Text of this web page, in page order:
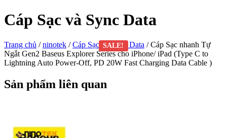
Cáp Sạc và Sync Data
Trang chủ /ninotek /Cáp Sạc và Sync Data / Cáp Sạc nhanh Tự
Ngắt Gen2 Baseus Explorer Series cho iPhone/ iPad (Type C to
Lightning Auto Power-Off, PD 20W Fast Charging Data Cable )
Sản phẩm liên quan
SALE!